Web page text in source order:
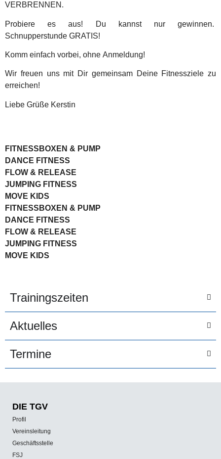
VERBRENNEN.
Probiere es aus! Du kannst nur gewinnen.
Schnupperstunde GRATIS!
Komm einfach vorbei, ohne Anmeldung!
Wir freuen uns mit Dir gemeinsam Deine Fitnessziele zu
erreichen!
Liebe Grüße Kerstin
FITNESSBOXEN & PUMP
DANCE FITNESS
FLOW & RELEASE
JUMPING FITNESS
MOVE KIDS
FITNESSBOXEN & PUMP
DANCE FITNESS
FLOW & RELEASE
JUMPING FITNESS
MOVE KIDS
Trainingszeiten
Aktuelles
Termine
DIE TGV
Profil
Vereinsleitung
Geschäftsstelle
FSJ